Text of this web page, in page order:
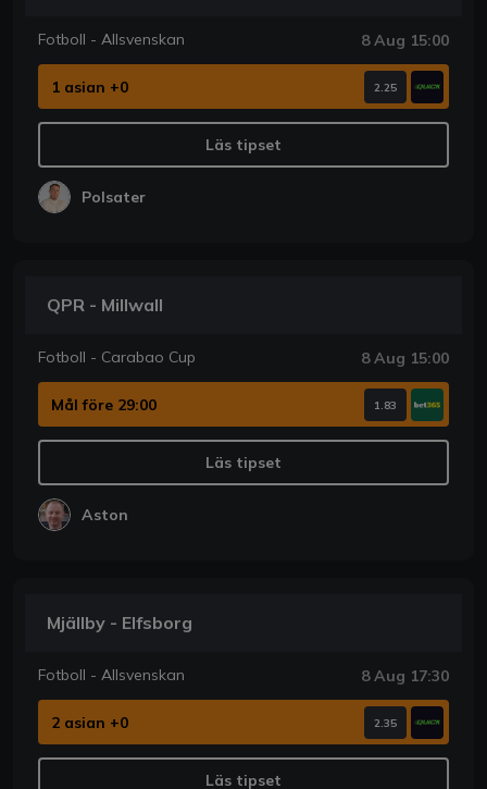
Fotboll - Allsvenskan 8 Aug 15:00
1 asian +0 2.25
Läs tipset
Polsater
QPR - Millwall
Fotboll - Carabao Cup 8 Aug 15:00
Mål före 29:00 1.83
Läs tipset
Aston
Mjällby - Elfsborg
Fotboll - Allsvenskan 8 Aug 17:30
2 asian +0 2.35
Läs tipset